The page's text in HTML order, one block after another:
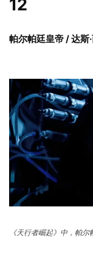
12
帕尔帕廷皇帝 / 达斯
《天行者崛起》中，帕